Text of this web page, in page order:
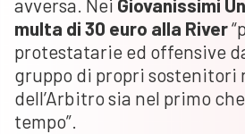
avversa. Nei Giovanissimi
multa di 30 euro alla River
protestatarie ed offensive
gruppo di propri
dell’Arbitro sia nel primo
tempo”.